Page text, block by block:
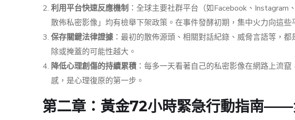
利用平台快速反應機制 ：全球主要社群平台（如Facebook、
散佈私密影像」均有檢舉下架政策。在事件發酵初期，集中火力向這些
保存關鍵法律證據 ：最初的散佈源頭、相關對話紀錄、威脅言語等，
除或掩蓋的可能性越大。
降低心理創傷的持續累積 ：每多一天看著自己的私密影像在網路上流
感，是心理復原的第一步。
第二章：黃金72小時緊急行動指南——